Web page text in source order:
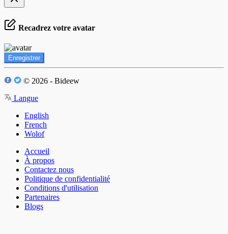
Recadrez votre avatar
Enregistrer
© 2026 - Bideew
Langue
English
French
Wolof
Accueil
À propos
Contactez nous
Politique de confidentialité
Conditions d'utilisation
Partenaires
Blogs